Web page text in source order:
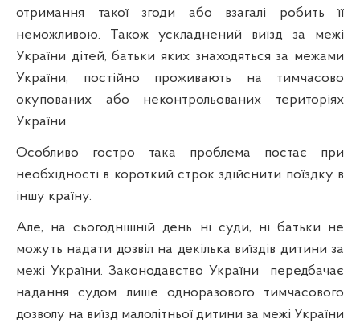
отримання такої згоди або взагалі робить її
неможливою. Також ускладнений виїзд за межі
України дітей, батьки яких знаходяться за межами
України, постійно проживають на тимчасово
окупованих або неконтрольованих територіях
України.
Особливо гостро така проблема постає при
необхідності в короткий строк здійснити поїздку в
іншу країну.
Але, на сьогоднішній день ні суди, ні батьки не
можуть надати дозвіл на декілька виїздів дитини за
межі України. Законодавство України
передбачає
надання судом лише одноразового тимчасового
дозволу на виїзд малолітньої дитини за межі України